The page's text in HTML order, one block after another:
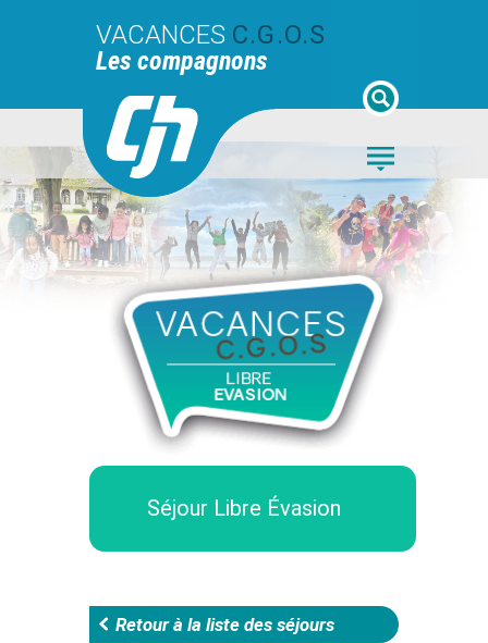
VACANCES C.G.O.S
Les compagnons
Séjour Libre Évasion
Retour à la liste des séjours